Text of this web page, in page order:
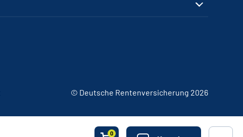
0
© Deutsche Rentenversicherung 2026